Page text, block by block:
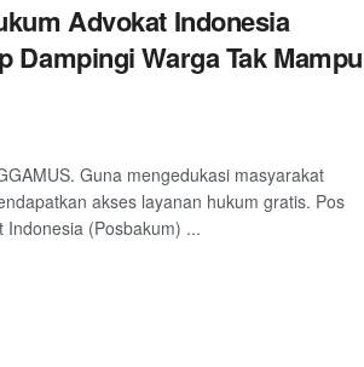
Advokat Indonesia
Dampingi Warga Tak Mampu
Guna mengedukasi masyarakat
akses layanan hukum gratis. Pos
Indonesia (Posbakum) ...